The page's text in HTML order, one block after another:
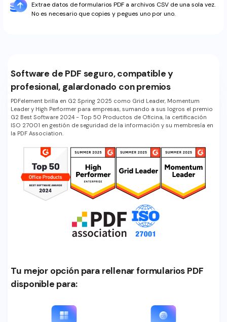
Extrae datos de formularios PDF a archivos CSV de una sola vez.
No es necesario que copies y pegues uno por uno.
Software de PDF seguro, compatible y
profesional, galardonado con premios
PDFelement brilla en G2 Spring 2025 como Grid Leader, Momentum
Leader y High Performer para empresas, sumando a sus logros el premio
G2 Best Software 2024 - Top 50 Productos de Oficina, la certificación
ISO 27001 en gestión de seguridad de la información y su membresía en
la PDF Association.
Tu mejor opción para rellenar formularios PDF
disponible para: